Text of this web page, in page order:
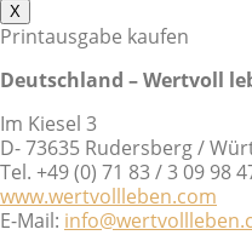
X
Printausgabe kaufen
Deutschland – Wertvoll
Im Kiesel 3
D- 73635 Rudersberg /
Tel. +49 (0) 71 83 / 3 09 98
www.wertvollleben.com
E-Mail: